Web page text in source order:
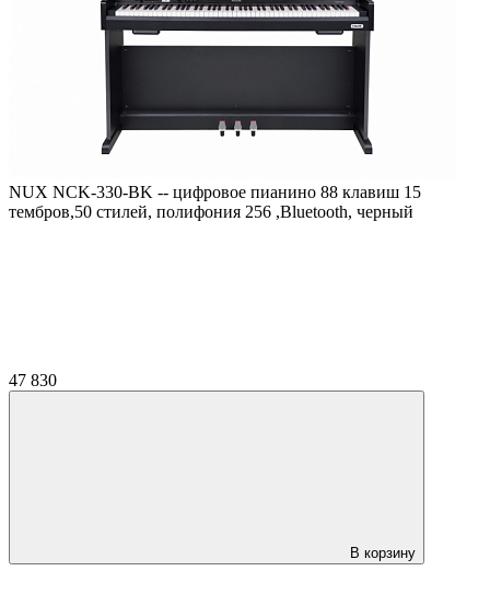
NUX NCK-330-BK -- цифровое пианино 88 клавиш 15
тембров,50 стилей, полифония 256 ,Bluetooth, черный
47 830
В корзину